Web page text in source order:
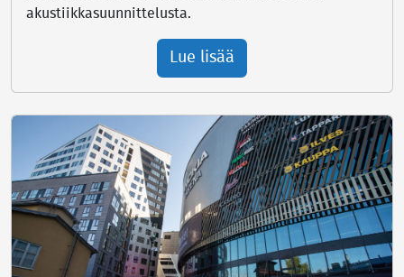
akustiikkasuunnittelusta.
Lue lisää